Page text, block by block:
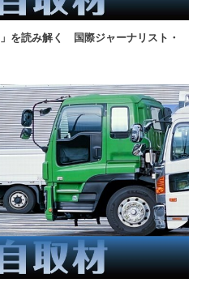
を読み解く 国際ジャーナリスト・